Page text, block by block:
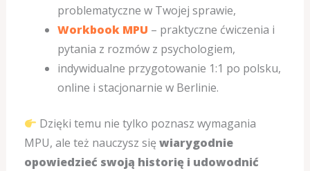
problematyczne w Twojej sprawie,
Workbook MPU – praktyczne ćwiczenia i
pytania z rozmów z psychologiem,
indywidualne przygotowanie 1:1 po polsku,
online i stacjonarnie w Berlinie.
Dzięki temu nie tylko poznasz wymagania
MPU, ale też nauczysz się wiarygodnie
opowiedzieć swoją historię i udowodnić